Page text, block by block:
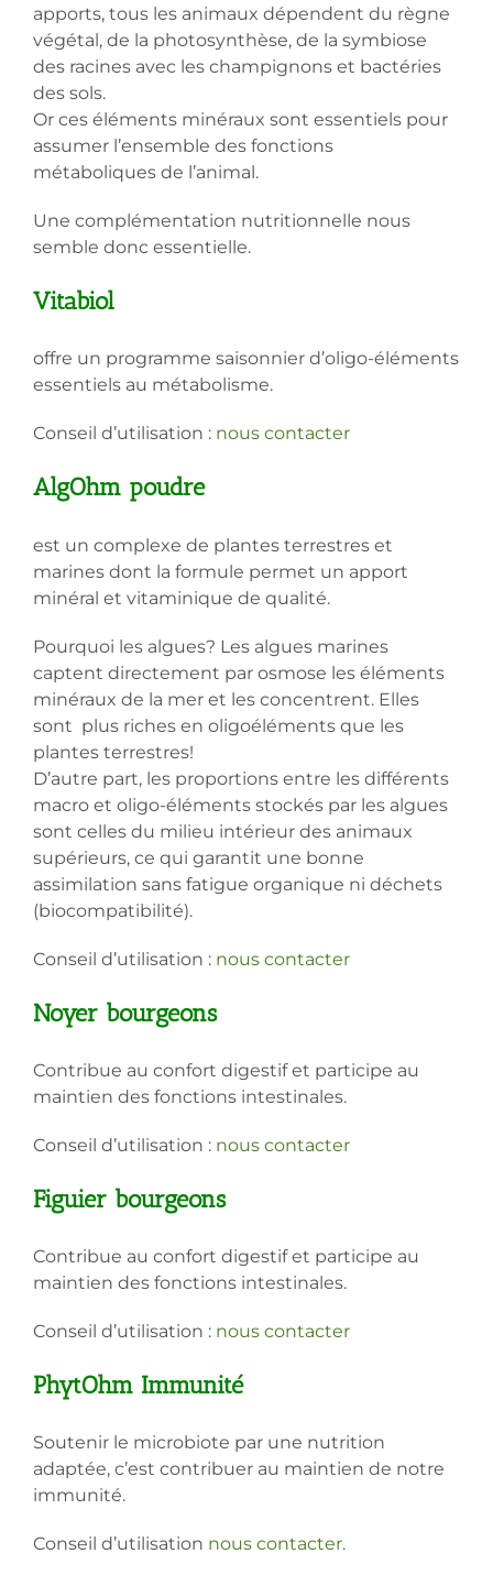
apports, tous les animaux dépendent du règne
végétal, de la photosynthèse, de la symbiose
des racines avec les champignons et bactéries
des sols.
Or ces éléments minéraux sont essentiels pour
assumer l’ensemble des fonctions
métaboliques de l’animal.
Une complémentation nutritionnelle nous
semble donc essentielle.
Vitabiol
offre un programme saisonnier d’oligo-éléments
essentiels au métabolisme.
Conseil d’utilisation : nous contacter
AlgOhm poudre
est un complexe de plantes terrestres et
marines dont la formule permet un apport
minéral et vitaminique de qualité.
Pourquoi les algues? Les algues marines
captent directement par osmose les éléments
minéraux de la mer et les concentrent. Elles
sont plus riches en oligoéléments que les
plantes terrestres!
D’autre part, les proportions entre les différents
macro et oligo-éléments stockés par les algues
sont celles du milieu intérieur des animaux
supérieurs, ce qui garantit une bonne
assimilation sans fatigue organique ni déchets
(biocompatibilité).
Conseil d’utilisation : nous contacter
Noyer bourgeons
Contribue au confort digestif et participe au
maintien des fonctions intestinales.
Conseil d’utilisation : nous contacter
Figuier bourgeons
Contribue au confort digestif et participe au
maintien des fonctions intestinales.
Conseil d’utilisation : nous contacter
PhytOhm Immunité
Soutenir le microbiote par une nutrition
adaptée, c’est contribuer au maintien de notre
immunité.
Conseil d’utilisation nous contacter.